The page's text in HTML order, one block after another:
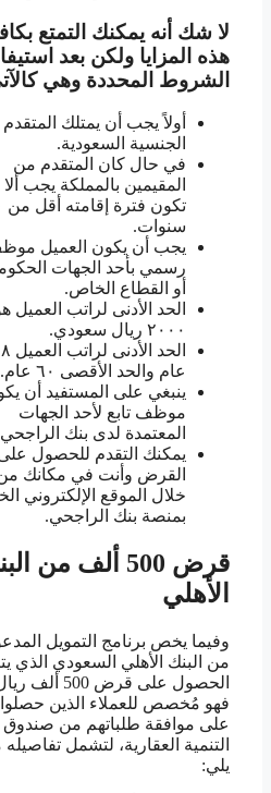
لا شك أنه يمكنك التمتع
هذه المزايا ولكن بعد
الشروط المحددة وهي
أولاً يجب أن يمتلك المتقدم
الجنسية السعودية.
في حال كان المتقدم من
المقيمين بالمملكة يجب ألا
سنوات.
يجب أن يكون العميل
رسمي بأحد الجهات
أو القطاع الخاص.
الحد الأدنى لراتب العميل
٢٠٠٠ ريال سعودي.
الحد الأدنى
عام والحد الأقصى ٦٠ عام.
ينبغي على المستفيد أن
موظف تابع لأحد الجهات
المعتمدة لدى بنك
يمكنك التقدم للحصول
القرض وأنت في مكانك
خلال الموقع الإلكتروني
بمنصة بنك الراجحي.
قرض 500 ألف من
الأهلي
وفيما يخص برنامج التمويل
من البنك الأهلي السعودي الذي
الحصول على قرض 500 ألف
فهو مُخصص للعملاء الذين حصلوا
على موافقة طلباتهم من صندوق
التنمية العقارية، لتشمل تفاصيله
يلي: